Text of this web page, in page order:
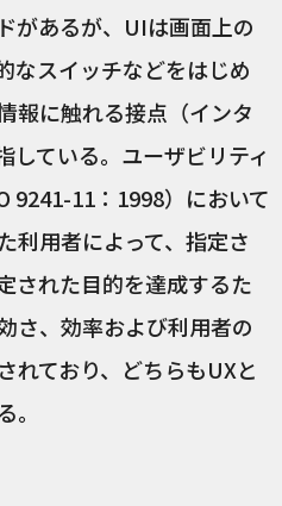
があるが、UIは画面上の
なスイッチなどをはじめ
報に触れる接点（インタ
している。ユーザビリティ
9241-11：1998）において
利用者によって、指定さ
された目的を達成するた
さ、効率および利用者の
れており、どちらもUXと